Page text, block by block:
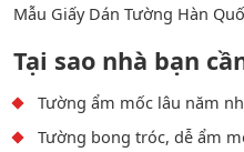
Mẫu Giấy Dán Tường Hàn
Tại sao nhà bạn
Tường ẩm mốc lâu năm
Tường bong tróc, dễ ẩm